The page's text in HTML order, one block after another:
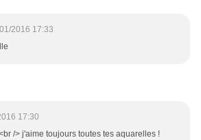
2016 17:33
17:30
/> j'aime toujours toutes tes aquarelles !